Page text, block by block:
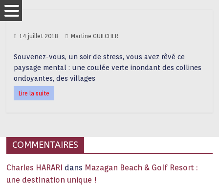
14 juillet 2018 Martine GUILCHER
Souvenez-vous, un soir de stress, vous avez rêvé ce
paysage mental : une coulée verte inondant des collines
ondoyantes, des villages
Lire la suite
COMMENTAIRES
Charles HARARI dans Mazagan Beach & Golf Resort :
une destination unique !